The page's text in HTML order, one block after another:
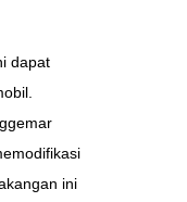
dapat
ini